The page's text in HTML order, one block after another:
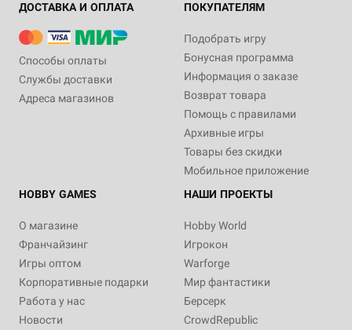
ДОСТАВКА И ОПЛАТА
Способы оплаты
Службы доставки
Адреса магазинов
ПОКУПАТЕЛЯМ
Подобрать игру
Бонусная программа
Информация о заказе
Возврат товара
Помощь с правилами
Архивные игры
Товары без скидки
Мобильное приложение
HOBBY GAMES
О магазине
Франчайзинг
Игры оптом
Корпоративные подарки
Работа у нас
Новости
НАШИ ПРОЕКТЫ
Hobby World
Игрокон
Warforge
Мир фантастики
Берсерк
CrowdRepublic